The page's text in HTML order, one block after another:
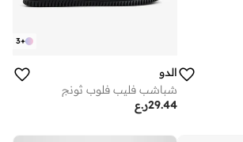
+
3
الدو
شباشب فليب فلوب ثونج
ر.ع29.44